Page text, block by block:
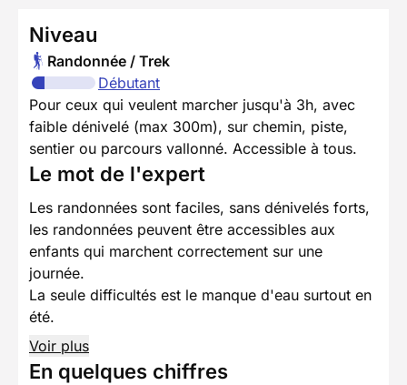
Niveau
Randonnée / Trek
Débutant
Pour ceux qui veulent marcher jusqu'à 3h, avec
faible dénivelé (max 300m), sur chemin, piste,
sentier ou parcours vallonné. Accessible à tous.
Le mot de l'expert
Les randonnées sont faciles, sans dénivelés forts,
les randonnées peuvent être accessibles aux
enfants qui marchent correctement sur une
journée.
La seule difficultés est le manque d'eau surtout en
été.
Voir plus
En quelques chiffres